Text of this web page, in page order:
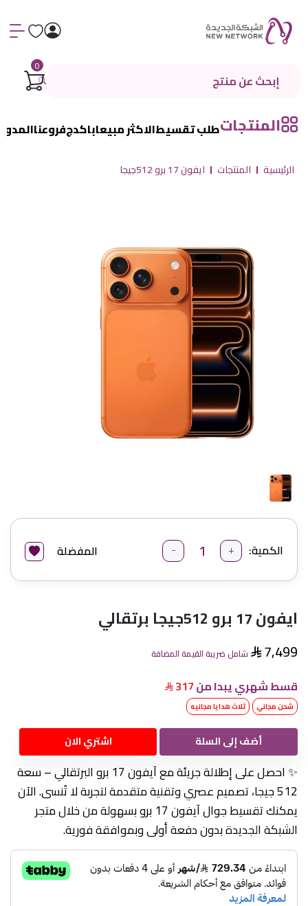
0
المنتجاتطلب تقسيطالاكثر مبيعاباكدجفروعنا
الرئيسية المنتجات ايفون 17 برو 512جيجا
الكمية: - + المفضلة
ايفون 17 برو 512جيجا برتقالي
7,499 شامل ضريبة القيمة المضافة
قسط شهري يبدا من317
شحن مجاني ثلاث هدايا مجانيه
أضف إلى السلة اشتري الان
✨ احصل على إطلالة جريئة مع آيفون 17 برو البرتقالي – سعة
512 جيجا، تصميم عصري وتقنية متقدمة لتجربة لا تُنسى. الآن
يمكنك تقسيط جوال آيفون 17 برو بسهولة من خلال متجر
الشبكة الجديدة بدون دفعة أولى وبموافقة فورية.